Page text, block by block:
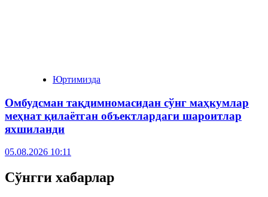
Юртимизда
Омбудсман тақдимномасидан сўнг маҳкумлар
меҳнат қилаётган объектлардаги шароитлар
яхшиланди
05.08.2026 10:11
Сўнгги хабарлар